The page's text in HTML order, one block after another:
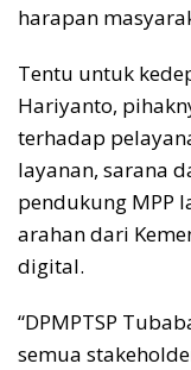
harapan
Tentu untuk
Hariyanto,
terhadap
layanan, sarana
pendukung MPP
arahan dari
digital.
“DPMPTSP
semua